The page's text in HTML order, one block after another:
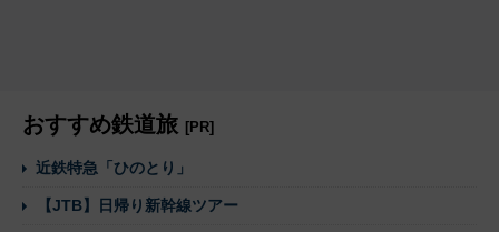
おすすめ鉄道旅 [PR]
近鉄特急「ひのとり」
【JTB】日帰り新幹線ツアー